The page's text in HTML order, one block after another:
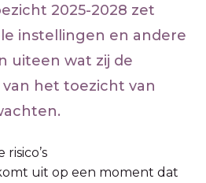
2025-2028 zet
instellingen en andere
uiteen wat zij de
het toezicht van
uit op een moment dat